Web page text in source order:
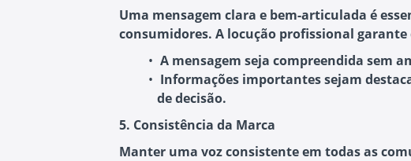
Uma mensagem clara e bem-articulada é
consumidores. A locução profissional garante
A mensagem seja compreendida sem
Informações importantes sejam
de decisão.
5. Consistência da Marca
Manter uma voz consistente em todas as